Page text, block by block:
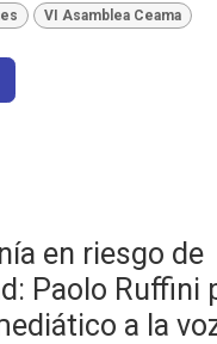
VI Asamblea Ceama
en riesgo de
Paolo Ruffini
a la